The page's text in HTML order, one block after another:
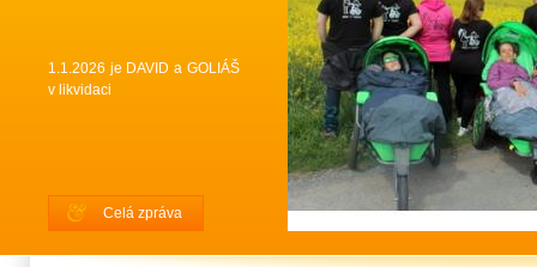
1.1.2026 je DAVID a GOLIÁŠ
v likvidaci
Celá zpráva